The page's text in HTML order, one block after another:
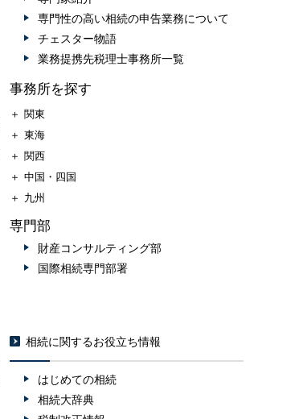
専門性の高い相続の申告業務について
チェスター物語
業務提携先税理士事務所一覧
事務所を探す
＋ 関東
＋ 東海
＋ 関西
＋ 中国・四国
＋ 九州
専門部
財産コンサルティング部
国際相続専門部署
相続に関するお役立ち情報
はじめての相続
相続大辞典